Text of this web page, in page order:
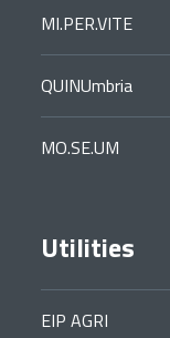
MI.PER.VITE
QUINUmbria
MO.SE.UM
Utilities
EIP AGRI